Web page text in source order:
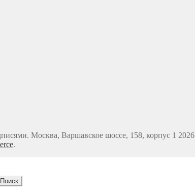
Москва, Варшавское шоссе, 158, корпус 1 2026
.
Поиск